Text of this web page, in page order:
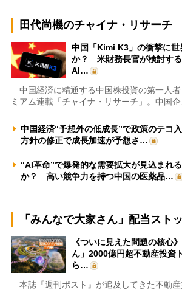
田代尚機のチャイナ・リサーチ
中国「Kimi K3」の衝撃に世
か？ 米財務長官が検討する
AI…
中国経済に精通する中国株投資の第一人
ミアム連載「チャイナ・リサーチ」。中国企
中国経済“予想外の低成長”で政策のテコ
方針の修正で成長加速が予想さ…
“AI革命”で爆発的な需要拡大が見込まれ
か？ 高い競争力を持つ中国の医薬品…
「みんなで大家さん」配当スト
《ついに見えた問題の核心
ん」2000億円超不動産投資
ら…
本誌『週刊ポスト』が追及してきた不動